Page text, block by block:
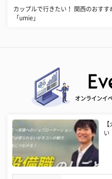
カップルで行きたい！ 関西のおすす
「umie」
オンラインイ
い